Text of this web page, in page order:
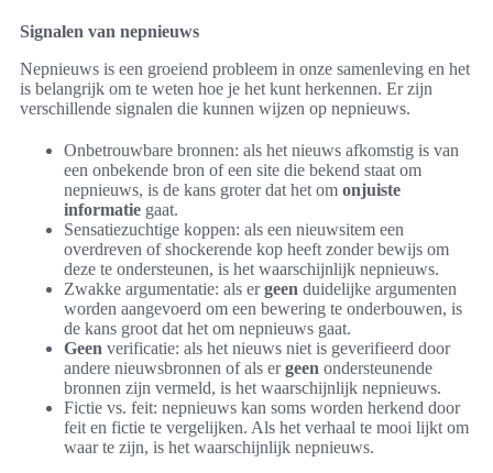
Signalen van nepnieuws
Nepnieuws is een groeiend probleem in onze samenleving en het
is belangrijk om te weten hoe je het kunt herkennen. Er zijn
verschillende signalen die kunnen wijzen op nepnieuws.
Onbetrouwbare bronnen: als het nieuws afkomstig is van
een onbekende bron of een site die bekend staat om
nepnieuws, is de kans groter dat het om onjuiste
informatie gaat.
Sensatiezuchtige koppen: als een nieuwsitem een
overdreven of shockerende kop heeft zonder bewijs om
deze te ondersteunen, is het waarschijnlijk nepnieuws.
Zwakke argumentatie: als ergeen duidelijke argumenten
worden aangevoerd om een bewering te onderbouwen, is
de kans groot dat het om nepnieuws gaat.
Geen verificatie: als het nieuws niet is geverifieerd door
andere nieuwsbronnen of als ergeen ondersteunende
bronnen zijn vermeld, is het waarschijnlijk nepnieuws.
Fictie vs. feit: nepnieuws kan soms worden herkend door
feit en fictie te vergelijken. Als het verhaal te mooi lijkt om
waar te zijn, is het waarschijnlijk nepnieuws.